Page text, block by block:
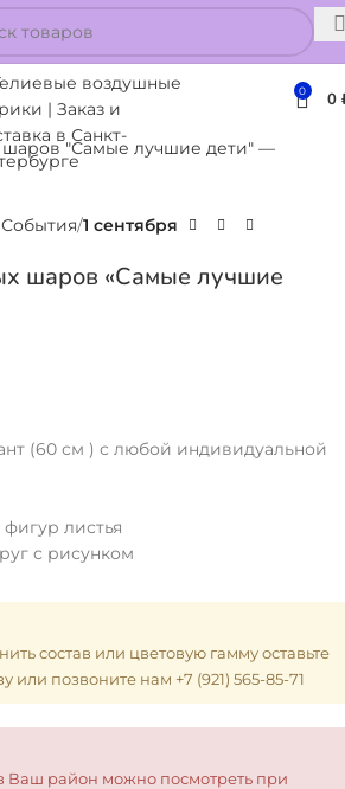
0 0
увеличить
1 сентября
шаров «Самые лучшие
(60 см ) с любой индивидуальной
листья
с рисунком
состав или цветовую гамму оставьте
или позвоните нам +7 (921) 565-85-71
Ваш район можно посмотреть при